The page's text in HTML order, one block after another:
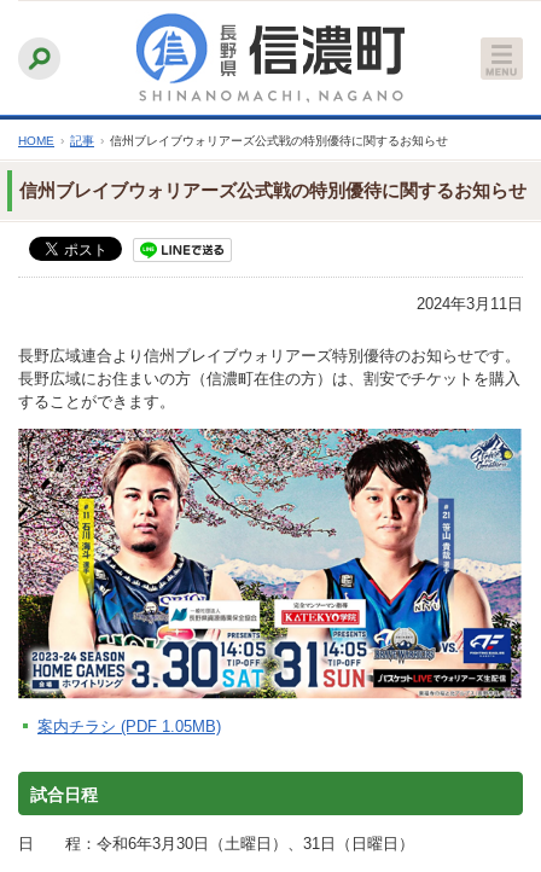
文
へ
ふりがなをつける
文字サイズ
縮小 標準 拡大
HOME › 記事 › 信州ブレイブウォリアーズ公式戦の特別優待に関するお知らせ
信州ブレイブウォリアーズ公式戦の特別優待に関するお知らせ
2024年3月11日
長野広域連合より信州ブレイブウォリアーズ特別優待のお知らせです。
長野広域にお住まいの⽅（信濃町在住の方）は、割安でチケットを購入
することができます。
案内チラシ (PDF 1.05MB)
試合日程
日 程：令和6年3月30日（土曜日）、31日（日曜日）